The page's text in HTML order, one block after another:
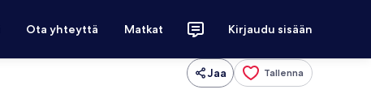
Ota yhteyttä Matkat Kirjaudu sisään
Jaa Tallenna